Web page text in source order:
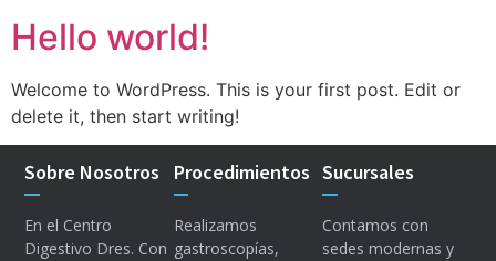
Hello world!
Welcome to WordPress. This is your first post. Edit or
delete it, then start writing!
Sobre Nosotros
En el Centro
Digestivo Dres. Con
Procedimientos
Realizamos
gastroscopías,
Sucursales
Contamos con
sedes modernas y